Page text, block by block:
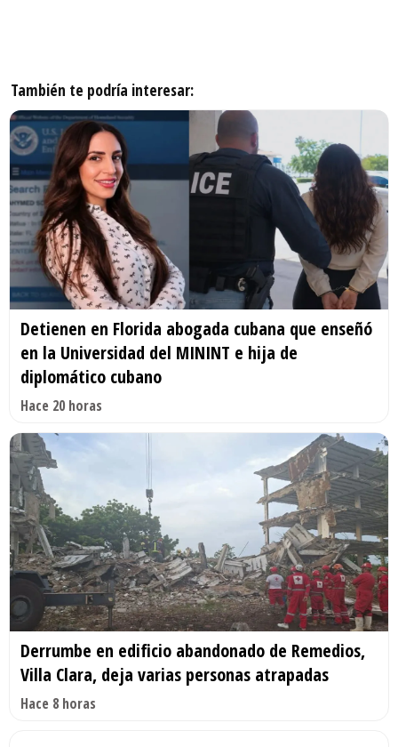
También te podría interesar:
Detienen en Florida abogada cubana que enseñó
en la Universidad del MININT e hija de
diplomático cubano
Hace 20 horas
Derrumbe en edificio abandonado de Remedios,
Villa Clara, deja varias personas atrapadas
Hace 8 horas